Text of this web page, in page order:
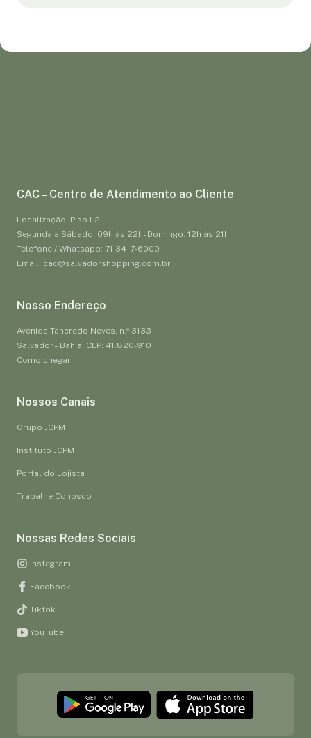
CAC – Centro de Atendimento ao Cliente
Localização: Piso L2
Segunda a Sábado: 09h às 22h - Domingo: 12h às 21h
Telefone / Whatsapp: 71 3417-6000
Email: cac@salvadorshopping.com.br
Nosso Endereço
Avenida Tancredo Neves, n.º 3133
Salvador – Bahia, CEP: 41.820-910
Como chegar
Nossos Canais
Grupo JCPM
Instituto JCPM
Portal do Lojista
Trabalhe Conosco
Nossas Redes Sociais
Instagram
Facebook
Tiktok
YouTube